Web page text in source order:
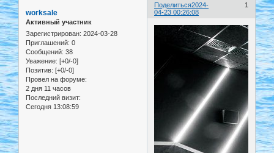
Поделиться 1
2024-
04-23 00:26:08
worksale
Активный участник
Зарегистрирован: 2024-03-28
Приглашений: 0
Сообщений: 38
Уважение: [+0/-0]
Позитив: [+0/-0]
Провел на форуме:
2 дня 11 часов
Последний визит:
Сегодня 13:08:59